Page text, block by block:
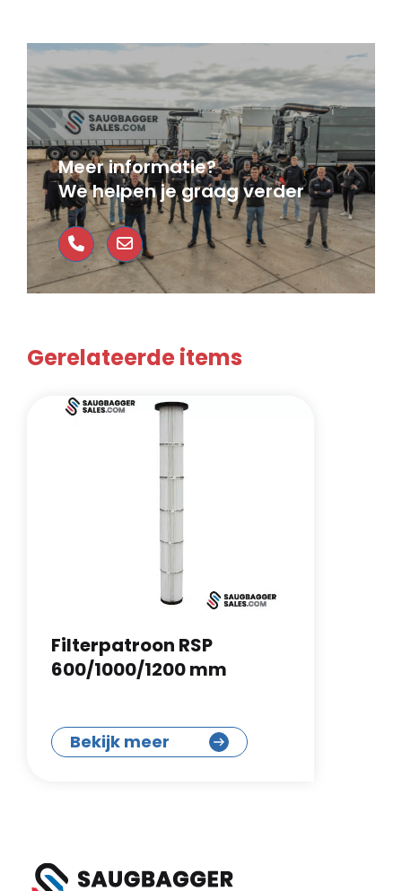
Meer informatie?
We helpen je graag verder
Gerelateerde items
Filterpatroon RSP
600/1000/1200 mm
Bekijk meer